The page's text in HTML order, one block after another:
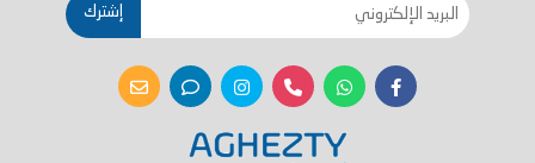
إشترك